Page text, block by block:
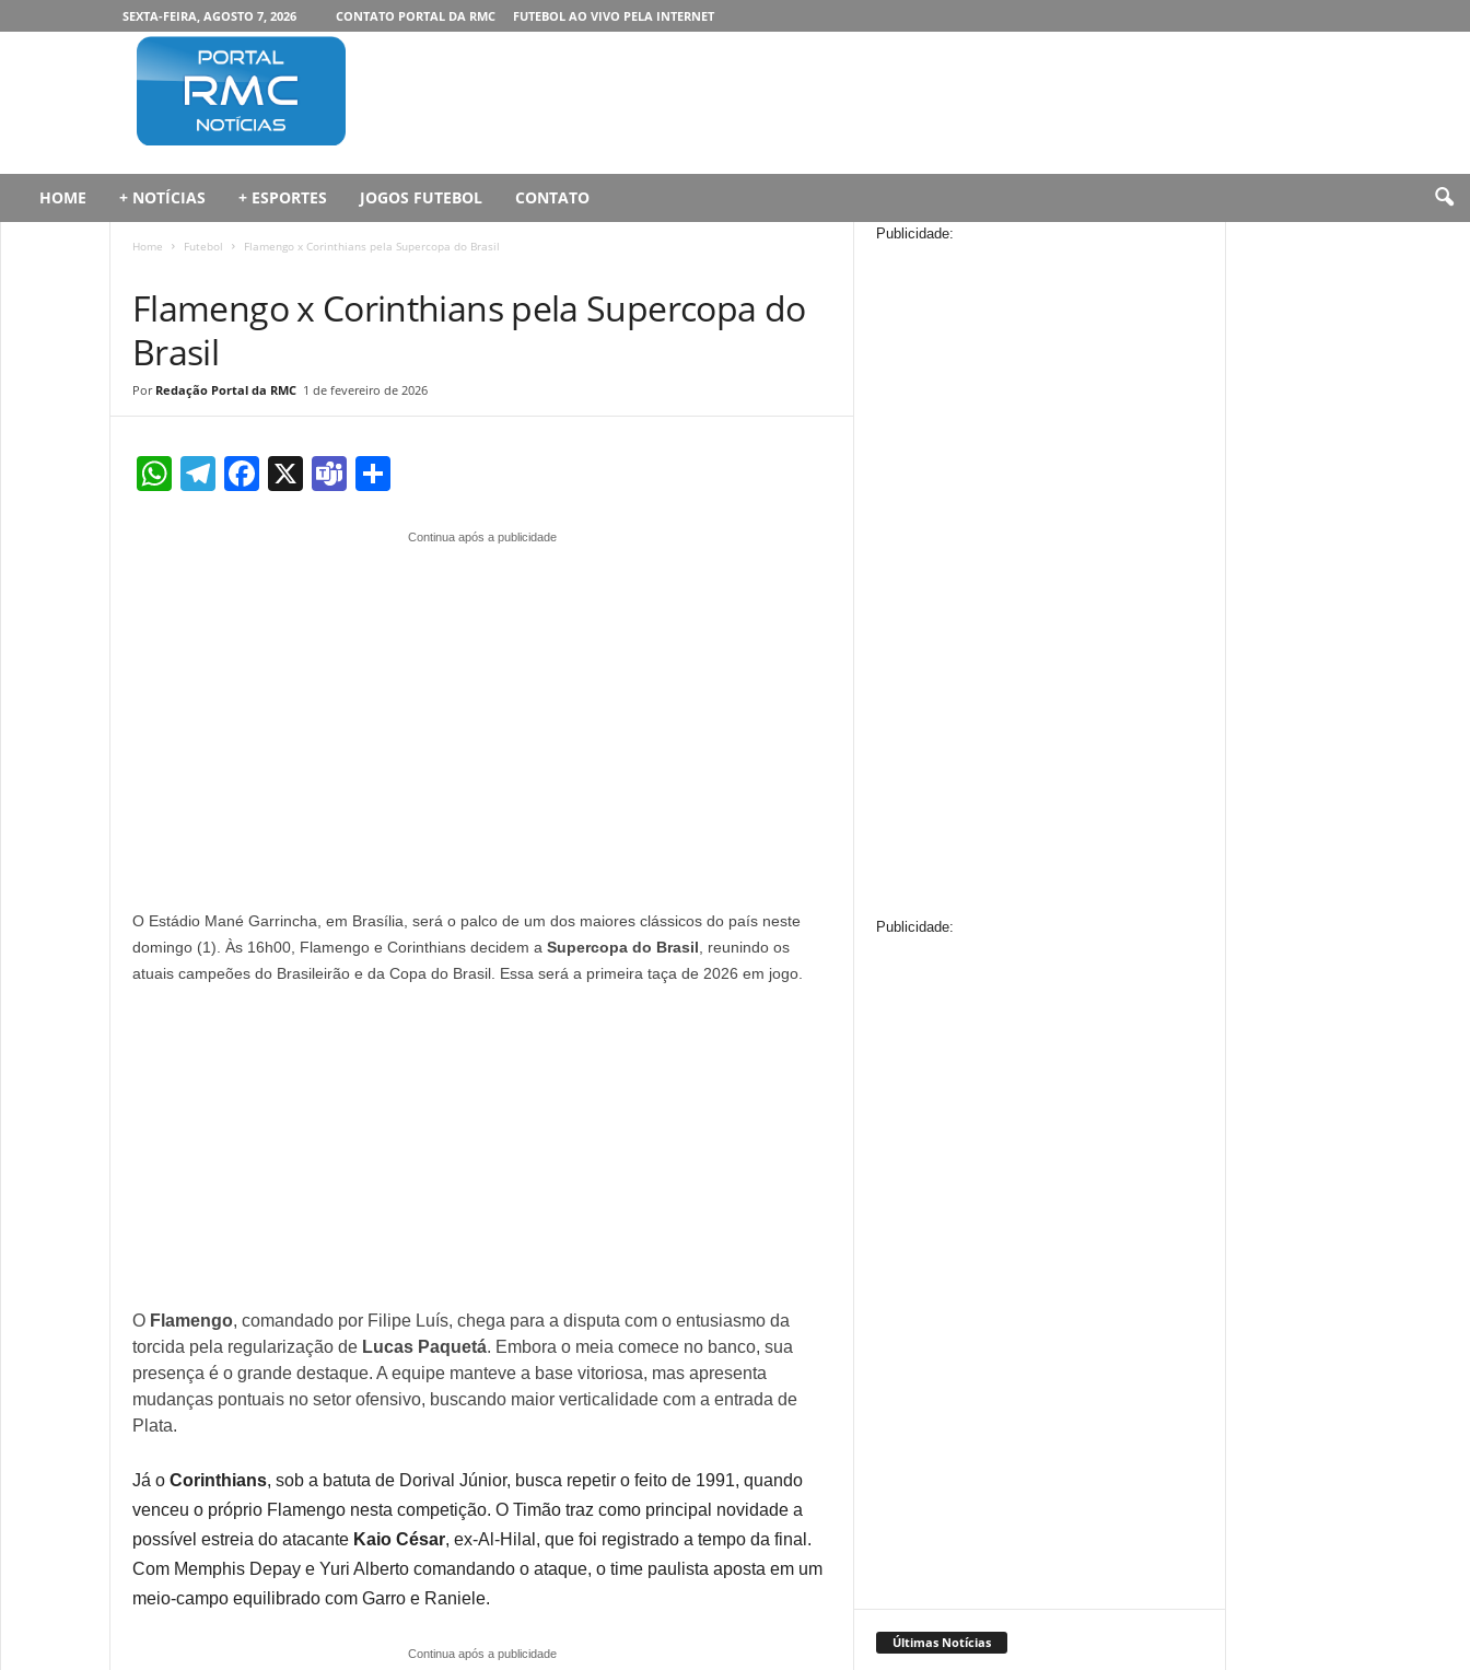
SEXTA-FEIRA, AGOSTO 7, 2026 CONTATO PORTAL DA RMC FUTEBOL AO VIVO PELA INTERNET
HOME + NOTÍCIAS + ESPORTES JOGOS FUTEBOL CONTATO
Home Futebol Flamengo x Corinthians pela Supercopa do Brasil
Flamengo x Corinthians pela Supercopa do
Brasil
Redação Portal da RMC 1 de fevereiro de 2026
W
T
F
X
T
ar
Continua após a publicidade
O Estádio Mané Garrincha, em Brasília, será o palco de um dos maiores clássicos do país neste
domingo (1). Às 16h00, Flamengo e Corinthians decidem a Supercopa do Brasil , reunindo os
atuais campeões do Brasileirão e da Copa do Brasil. Essa será a primeira taça de 2026 em jogo.
O Flamengo, comandado por Filipe Luís, chega para a disputa com o entusiasmo da
torcida pela regularização de Lucas Paquetá. Embora o meia comece no banco, sua
presença é o grande destaque. A equipe manteve a base vitoriosa, mas apresenta
mudanças pontuais no setor ofensivo, buscando maior verticalidade com a entrada de
Plata.
Já o Corinthians, sob a batuta de Dorival Júnior, busca repetir o feito de 1991, quando
venceu o próprio Flamengo nesta competição. O Timão traz como principal novidade a
possível estreia do atacante Kaio César, ex-Al-Hilal, que foi registrado a tempo da final.
Com Memphis Depay e Yuri Alberto comandando o ataque, o time paulista aposta em um
meio-campo equilibrado com Garro e Raniele.
Continua após a publicidade
Publicidade:
Publicidade:
Últimas Notícias